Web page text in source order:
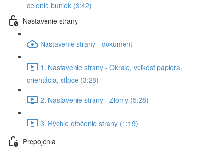
delenie buniek (3:42)
Nastavenie strany
Nastavenie strany - dokument
1. Nastavenie strany - Okraje, veľkosť papiera,
orientácia, stĺpce (3:28)
2. Nastavenie strany - Zlomy (5:28)
3. Rýchle otočenie strany (1:19)
Prepojenia